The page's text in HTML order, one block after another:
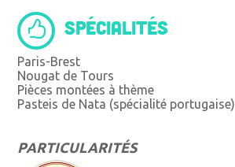
SPÉCIALITÉS
Paris-Brest
Nougat de Tours
Pièces montées à thème
Pasteis de Nata (spécialité portugaise)
PARTICULARITÉS